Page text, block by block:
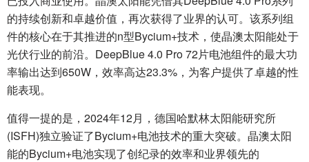
的持续创新和卓越价值，再次获得了业界的认可。该系列组
件的核心在于其推进的n型Bycium+技术，使晶澳太阳能处于
光伏行业的前沿。DeepBlue 4.0 Pro 72片电池组件的最大功
率输出达到650W，效率高达23.3%，为客户提供了卓越的性
能表现。
值得一提的是，2024年12月，德国哈默林太阳能研究所
(ISFH)独立验证了Bycium+电池技术的重大突破。晶澳太阳
能的Bycium+电池实现了创纪录的效率和业界领先的